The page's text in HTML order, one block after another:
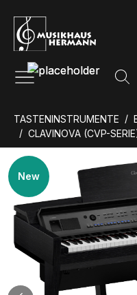
Zum Hauptinhalt springen
TASTENINSTRUMENTE
CLAVINOVA (CVP-
Bildergalerie überspringen
New